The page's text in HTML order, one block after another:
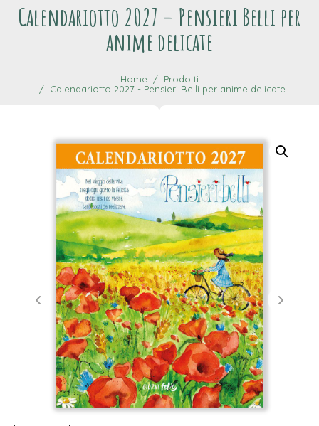
Calendariotto 2027 – Pensieri Belli per
anime delicate
Home
Prodotti
Calendariotto 2027 - Pensieri Belli per anime delicate